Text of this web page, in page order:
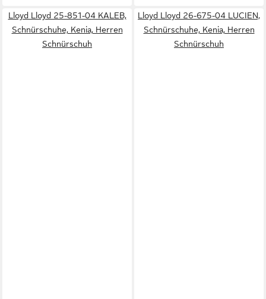
Lloyd Lloyd 25-851-04 KALEB,
Schnürschuhe, Kenia, Herren
Schnürschuh
Lloyd Lloyd 26-675-04 LUCIEN,
Schnürschuhe, Kenia, Herren
Schnürschuh